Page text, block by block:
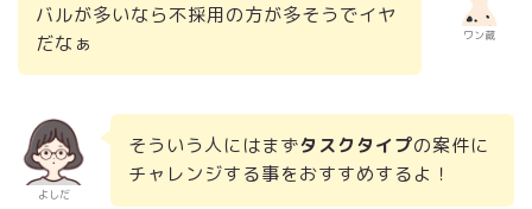
ワン蔵
バルが多いなら不採用の方が多そうでイヤ
だなぁ
よしだ
そういう人にはまずタスクタイプの案件に
チャレンジする事をおすすめするよ！